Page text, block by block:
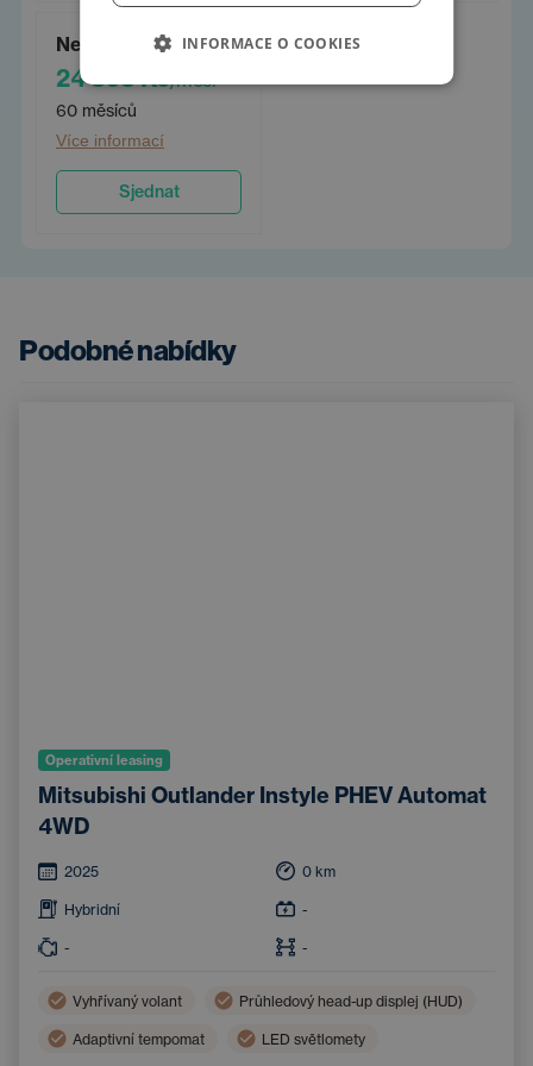
Neomezený 60
24 863 Kč/měs.
60 měsíců
Více informací
Sjednat
Podobné nabídky
Operativní leasing
Mitsubishi Outlander Instyle PHEV Automat
4WD
2025 0 km
Hybridní -
- -
Vyhřívaný volant Průhledový head-up displej (HUD)
Adaptivní tempomat LED světlomety
INFORMACE O COOKIES